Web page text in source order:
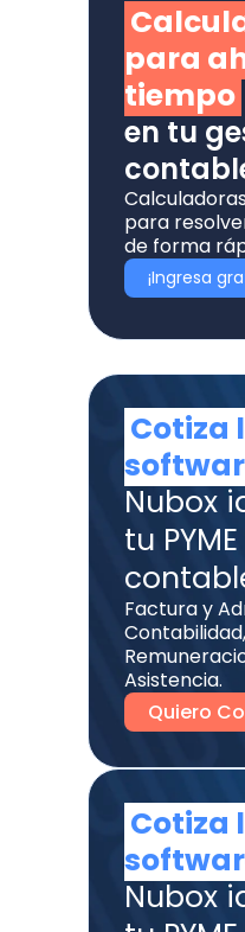
para
tiempo
en tu
para
de forma
¡Ingresa
Cotiza
Nubox
tu
Factura y
Contabilidad,
Asistencia.
Quiero
Cotiza
Nubox